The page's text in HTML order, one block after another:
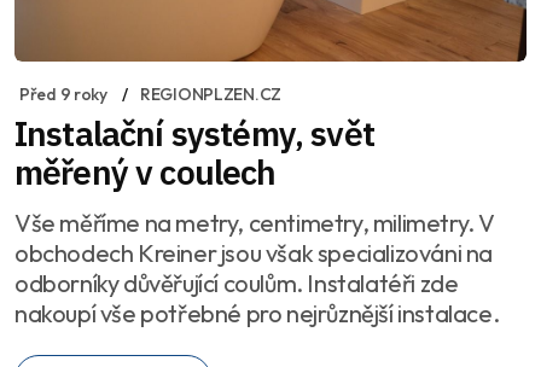
Před 9 roky REGIONPLZEN.CZ
Instalační systémy, svět
měřený v coulech
Vše měříme na metry, centimetry, milimetry. V
obchodech Kreiner jsou však specializováni na
odborníky důvěřující coulům. Instalatéři zde
nakoupí vše potřebné pro nejrůznější instalace.